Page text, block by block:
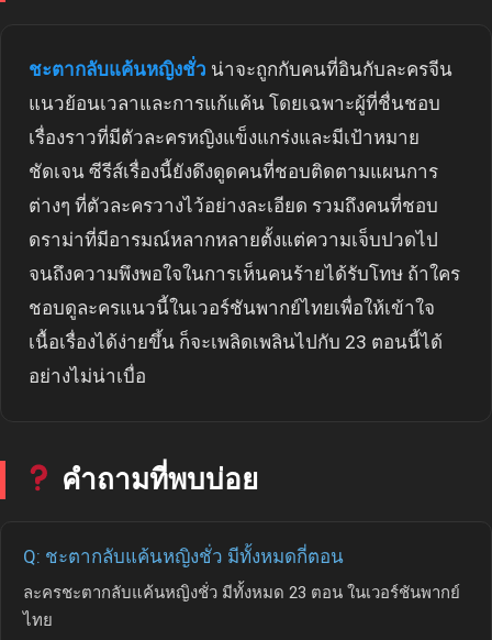
ชะตากลับแค้นหญิงชั่ว น่าจะถูกกับคนที่อินกับละครจีน
แนวย้อนเวลาและการแก้แค้น โดยเฉพาะผู้ที่ชื่นชอบ
เรื่องราวที่มีตัวละครหญิงแข็งแกร่งและมีเป้าหมาย
ชัดเจน ซีรีส์เรื่องนี้ยังดึงดูดคนที่ชอบติดตามแผนการ
ต่างๆ ที่ตัวละครวางไว้อย่างละเอียด รวมถึงคนที่ชอบ
ดราม่าที่มีอารมณ์หลากหลายตั้งแต่ความเจ็บปวดไป
จนถึงความพึงพอใจในการเห็นคนร้ายได้รับโทษ ถ้าใคร
ชอบดูละครแนวนี้ในเวอร์ชันพากย์ไทยเพื่อให้เข้าใจ
เนื้อเรื่องได้ง่ายขึ้น ก็จะเพลิดเพลินไปกับ 23 ตอนนี้ได้
อย่างไม่น่าเบื่อ
คำถามที่พบบ่อย
Q: ชะตากลับแค้นหญิงชั่ว มีทั้งหมดกี่ตอน
ละครชะตากลับแค้นหญิงชั่ว มีทั้งหมด 23 ตอน ในเวอร์ชันพากย์
ไทย